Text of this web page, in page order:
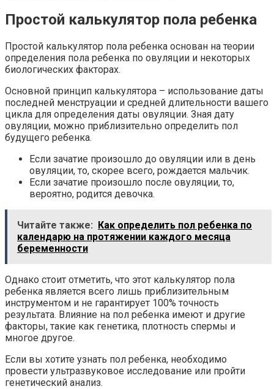
Простой калькулятор пола ребенка
Простой калькулятор пола ребенка основан на теории
определения пола ребенка по овуляции и некоторых
биологических факторах.
Основной принцип калькулятора – использование даты
последней менструации и средней длительности вашего
цикла для определения даты овуляции. Зная дату
овуляции, можно приблизительно определить пол
будущего ребенка.
Если зачатие произошло до овуляции или в день
овуляции, то, скорее всего, рождается мальчик.
Если зачатие произошло после овуляции, то,
вероятно, родится девочка.
Читайте также: Как определить пол ребенка по
календарю на протяжении каждого месяца
беременности
Однако стоит отметить, что этот калькулятор пола
ребенка является всего лишь приблизительным
инструментом и не гарантирует 100% точность
результата. Влияние на пол ребенка имеют и другие
факторы, такие как генетика, плотность спермы и
многое другое.
Если вы хотите узнать пол ребенка, необходимо
провести ультразвуковое исследование или пройти
генетический анализ.